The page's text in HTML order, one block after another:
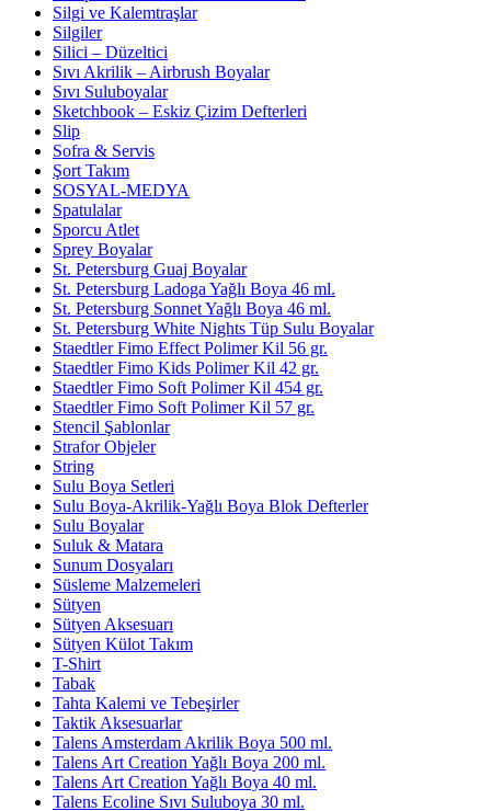
Silgi ve Kalemtraşlar
Silgiler
Silici – Düzeltici
Sıvı Akrilik – Airbrush Boyalar
Sıvı Suluboyalar
Sketchbook – Eskiz Çizim Defterleri
Slip
Sofra & Servis
Şort Takım
SOSYAL-MEDYA
Spatulalar
Sporcu Atlet
Sprey Boyalar
St. Petersburg Guaj Boyalar
St. Petersburg Ladoga Yağlı Boya 46 ml.
St. Petersburg Sonnet Yağlı Boya 46 ml.
St. Petersburg White Nights Tüp Sulu Boyalar
Staedtler Fimo Effect Polimer Kil 56 gr.
Staedtler Fimo Kids Polimer Kil 42 gr.
Staedtler Fimo Soft Polimer Kil 454 gr.
Staedtler Fimo Soft Polimer Kil 57 gr.
Stencil Şablonlar
Strafor Objeler
String
Sulu Boya Setleri
Sulu Boya-Akrilik-Yağlı Boya Blok Defterler
Sulu Boyalar
Suluk & Matara
Sunum Dosyaları
Süsleme Malzemeleri
Sütyen
Sütyen Aksesuarı
Sütyen Külot Takım
T-Shirt
Tabak
Tahta Kalemi ve Tebeşirler
Taktik Aksesuarlar
Talens Amsterdam Akrilik Boya 500 ml.
Talens Art Creation Yağlı Boya 200 ml.
Talens Art Creation Yağlı Boya 40 ml.
Talens Ecoline Sıvı Suluboya 30 ml.